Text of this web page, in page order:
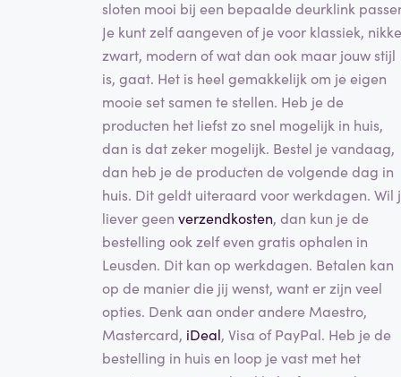
sloten mooi bij een bepaalde deurklink
Je kunt zelf aangeven of je voor klassiek,
zwart, modern of wat dan ook maar jouw stijl
is, gaat. Het is heel gemakkelijk om je eigen
mooie set samen te stellen. Heb je de
producten het liefst zo snel mogelijk in huis,
dan is dat zeker mogelijk. Bestel je vandaag,
dan heb je de producten de volgende dag in
huis. Dit geldt uiteraard voor werkdagen. Wil
liever geen verzendkosten, dan kun je de
bestelling ook zelf even gratis ophalen in
Leusden. Dit kan op werkdagen. Betalen kan
op de manier die jij wenst, want er zijn veel
opties. Denk aan onder andere Maestro,
Mastercard, iDeal, Visa of PayPal. Heb je de
bestelling in huis en loop je vast met het